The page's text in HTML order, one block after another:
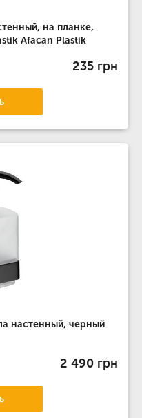
на планке,
Afacan Plastik
235 грн
настенный, черный
2 490 грн